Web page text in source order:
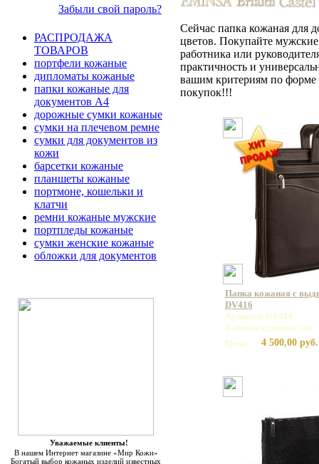
Забыли свой пароль?
РАСПРОДАЖА
ТОВАРОВ
портфели кожаные
дипломаты кожаные
папки кожаные для
документов А4
дорожные сумки кожаные
сумки на плечевом ремне
сумки для документов из
кожи
барсетки кожаные
планшеты кожаные
портмоне, кошельки и
клатчи
ремни кожаные мужские
портпледы кожаные
сумки женские кожаные
обложки для документов
Уважаемые клиенты!
В нашем Интернет магазине «Мир Кожи»
Богатый выбор кожаных изделий известных
Сейчас папка кожаная для
цветов. Покупайте
работника или
практичность и
вашим критериям по форме
покупок!!!
Папка кожаная с
DV416
Артикул: DV416
Базовая единица: шт
Цена:
4 500,00 руб.